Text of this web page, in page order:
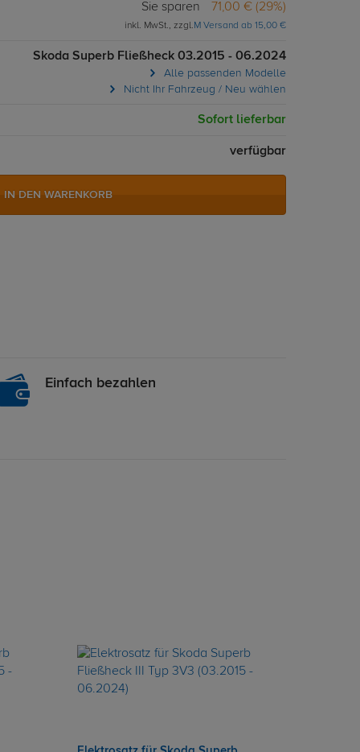
Sie sparen 71,00 € (29%)
inkl. MwSt., zzgl.M Versand ab 15,00 €
Skoda Superb Fließheck 03.2015 - 06.2024
Alle passenden Modelle
Nicht Ihr Fahrzeug / Neu wählen
Sofort lieferbar
verfügbar
IN DEN WARENKORB
Einfach bezahlen